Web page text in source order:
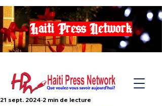
Haiti Press Network
21 sept. 2024 2 min de lecture